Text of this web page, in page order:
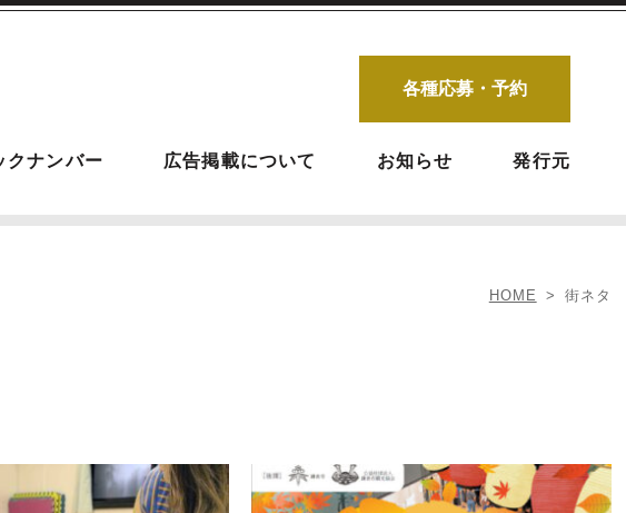
各種応募・予約
クナンバー 広告掲載について お知らせ 発行元
HOME 街ネタ